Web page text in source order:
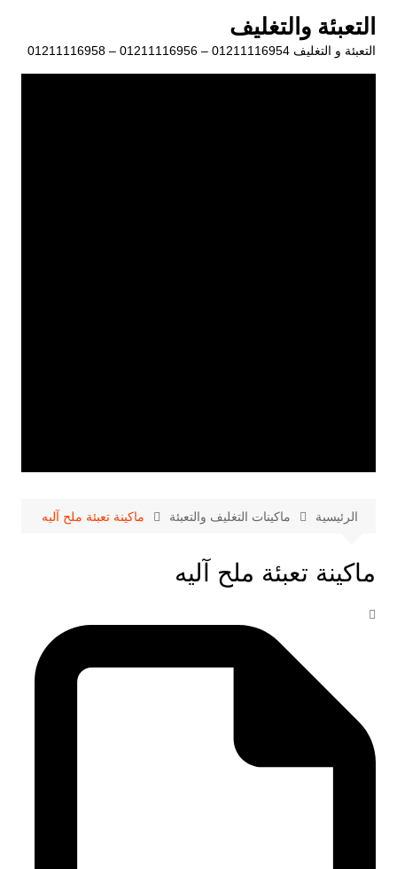
المحتوى
التعبئة والتغليف
التعبئة و التغليف 01211116954 – 01211116956 – 01211116958
الرئيسية ماكينات التغليف والتعبئة ماكينة تعبئة ملح آليه
ماكينة تعبئة ملح آليه